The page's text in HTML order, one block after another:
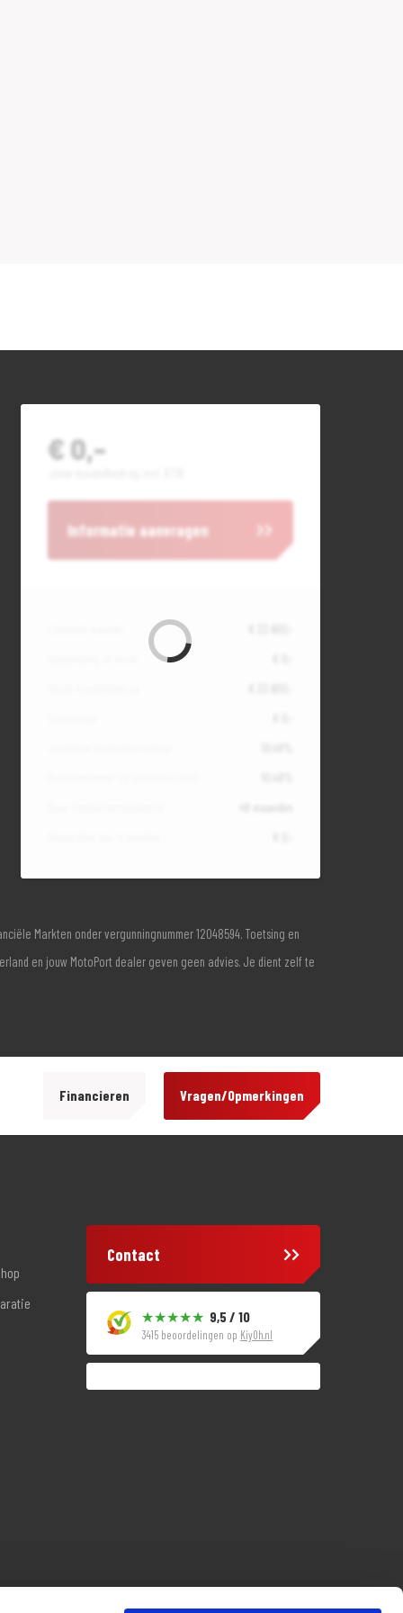
€ 0,-
Informatie aanvragen
Markten onder vergunningnummer 12048594. Toetsing en
en jouw MotoPort dealer geven geen advies. Je dient zelf te
Financieren Vragen/Opmerkingen
Contact
9,5 / 10
3415 beoordelingen op KiyOh.nl